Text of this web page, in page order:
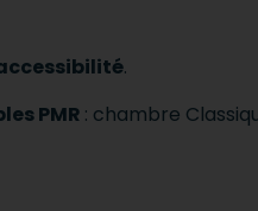
.
PMR : chambre